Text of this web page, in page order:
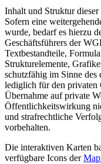
Inhalt und Struktur dieser
Sofern eine
wurde, bedarf es hierzu
Geschäftsführers der
Textbestandteile,
Strukturelemente,
schutzfähig im Sinne des
lediglich für den privaten
Übernahme auf private
Öffentlichkeitswirkung
und strafrechtliche
vorbehalten.
Die interaktiven Karten
verfügbare Icons der